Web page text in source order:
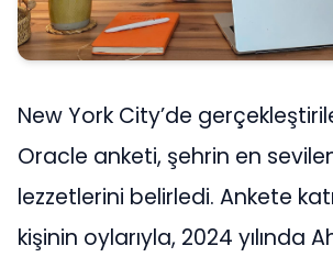
New York City’de
Oracle anketi, şehrin en
lezzetlerini belirledi. Ankete
kişinin oylarıyla, 2024 yılında